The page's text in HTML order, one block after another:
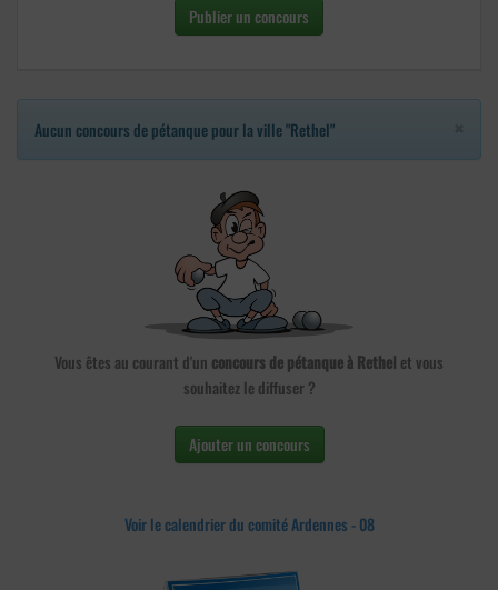
Publier un concours
Aucun concours de pétanque pour la ville "Rethel"
Vous êtes au courant d'un concours de pétanque à Rethel et vous
souhaitez le diffuser ?
Ajouter un concours
Voir le calendrier du comité Ardennes - 08